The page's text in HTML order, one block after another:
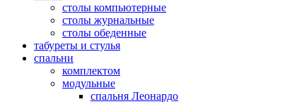
столы компьютерные
столы журнальные
столы обеденные
табуреты и стулья
спальни
комплектом
модульные
спальня Леонардо